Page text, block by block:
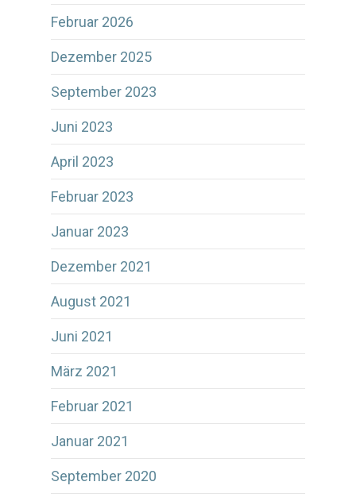
Februar 2026
Dezember 2025
September 2023
Juni 2023
April 2023
Februar 2023
Januar 2023
Dezember 2021
August 2021
Juni 2021
März 2021
Februar 2021
Januar 2021
September 2020